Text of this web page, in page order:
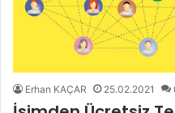
Erhan KAÇAR 25.02.2021